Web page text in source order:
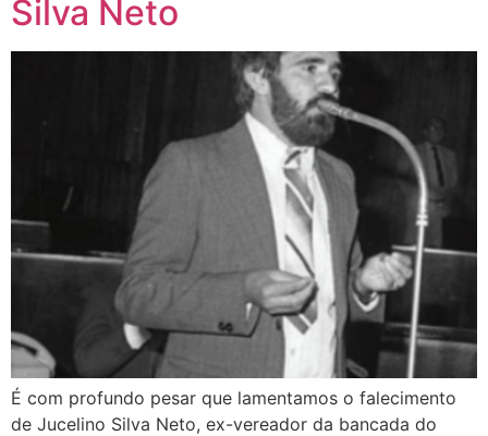
Silva Neto
É com profundo pesar que lamentamos o falecimento
de Jucelino Silva Neto, ex-vereador da bancada do